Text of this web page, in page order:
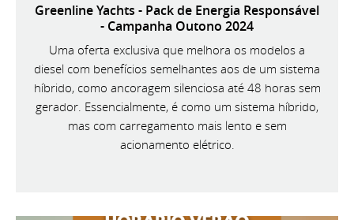
Greenline Yachts - Pack de Energia Responsável
- Campanha Outono 2024
Uma oferta exclusiva que melhora os modelos a
diesel com benefícios semelhantes aos de um sistema
híbrido, como ancoragem silenciosa até 48 horas sem
gerador. Essencialmente, é como um sistema híbrido,
mas com carregamento mais lento e sem
acionamento elétrico.